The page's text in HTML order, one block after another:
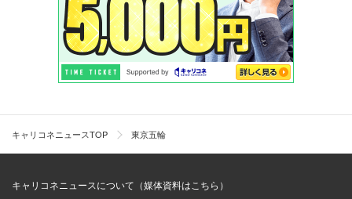
キャリコネニュースTOP 東京五輪
キャリコネニュースについて（媒体資料はこちら）